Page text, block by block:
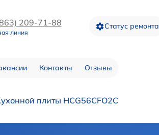
209-71-88
линия
Статус ремонта
Контакты Отзывы
плиты HCG56CFO2C